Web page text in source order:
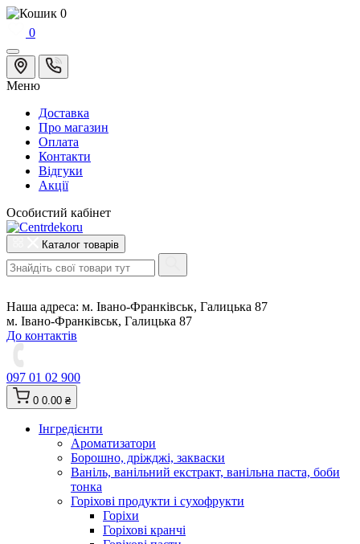
0
0
Меню
Доставка
Про магазин
Оплата
Контакти
Відгуки
Акції
Особистий кабінет
Каталог товарів
Наша адреса: м. Івано-Франківськ, Галицька 87
м. Івано-Франківськ, Галицька 87
До контактів
097 01 02 900
0 0.00 ₴
Інгредієнти
Ароматизатори
Борошно, дріжджі, закваски
Ваніль, ванільний екстракт, ванільна паста, боби
тонка
Горіхові продукти і сухофрукти
Горіхи
Горіхові кранчі